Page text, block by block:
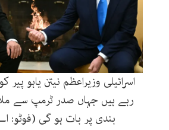
اسرائیلی وزیراعظم نیتن یاہو پیر
رہے ہیں جہاں صدر ٹرمپ سے
بندی پر بات ہو گی (فوٹو: